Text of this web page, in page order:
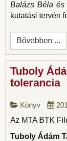
Balázs Béla és
kutatási tervén
Bővebben ...
Tuboly
tolerancia
Könyv
Az MTA BTK
Tuboly Ádám